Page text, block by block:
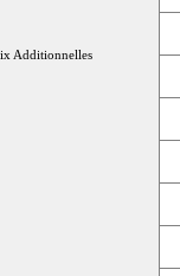
Additionnelles